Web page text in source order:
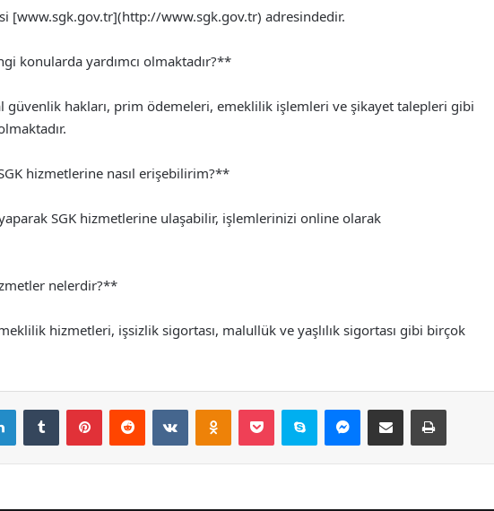
[www.sgk.gov.tr](http://www.sgk.gov.tr) adresindedir.
konularda yardımcı olmaktadır?**
güvenlik hakları, prim ödemeleri, emeklilik işlemleri ve şikayet talepleri gibi
hizmetlerine nasıl erişebilirim?**
SGK hizmetlerine ulaşabilir, işlemlerinizi online olarak
nelerdir?**
hizmetleri, işsizlik sigortası, malullük ve yaşlılık sigortası gibi birçok
LinkedInTumblr PinterestReddit VKontakteOdnoklassniki
Pocket Skype Messenger
E-Posta ile paylaş Yazdır